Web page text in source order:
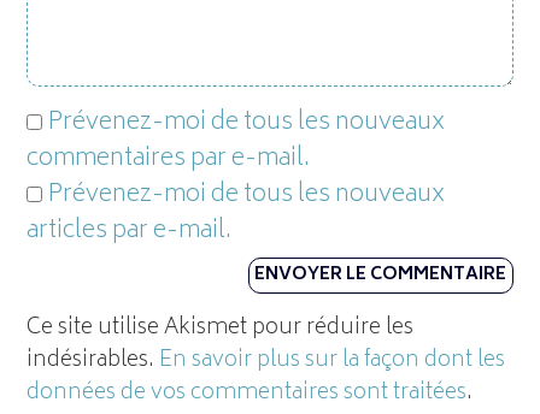
Prévenez-moi de tous les nouveaux
commentaires par e-mail.
Prévenez-moi de tous les nouveaux
articles par e-mail.
Ce site utilise Akismet pour réduire les
indésirables. En savoir plus sur la façon dont les
données de vos commentaires sont traitées.